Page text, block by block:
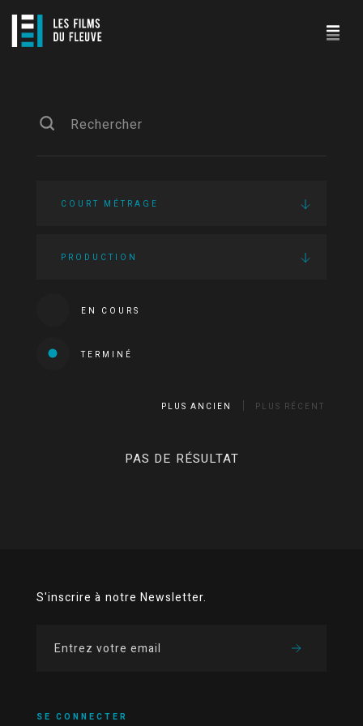
COURT MÉTRAGE
PRODUCTION
EN COURS
TERMINÉ
PLUS ANCIEN PLUS RÉCENT
PAS DE RÉSULTAT
S'inscrire à notre Newsletter.
SE CONNECTER